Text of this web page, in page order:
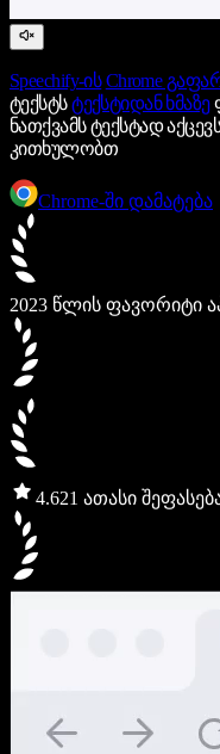
Speechify-ის Chrome
ტექსტსტექსტიდან ხმაზე
ნათქვამს ტექსტად
კითხულობთ
Chrome-ში დამატება
2023 წლის ფავორიტი
4.621 ათასი